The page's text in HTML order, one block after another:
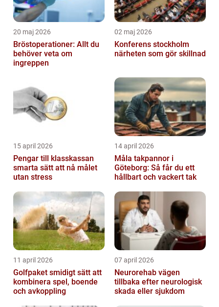
20 maj 2026
Bröstoperationer: Allt du
behöver veta om
ingreppen
02 maj 2026
Konferens stockholm
närheten som gör skillnad
15 april 2026
Pengar till klasskassan
smarta sätt att nå målet
utan stress
14 april 2026
Måla takpannor i
Göteborg: Så får du ett
hållbart och vackert tak
11 april 2026
Golfpaket smidigt sätt att
kombinera spel, boende
och avkoppling
07 april 2026
Neurorehab vägen
tillbaka efter neurologisk
skada eller sjukdom